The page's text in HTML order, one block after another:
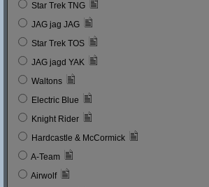
Star Trek TNG
JAG jag JAG
Star Trek TOS
JAG jagd YAK
Waltons
Electric Blue
Knight Rider
Hardcastle & McCormick
A-Team
Airwolf